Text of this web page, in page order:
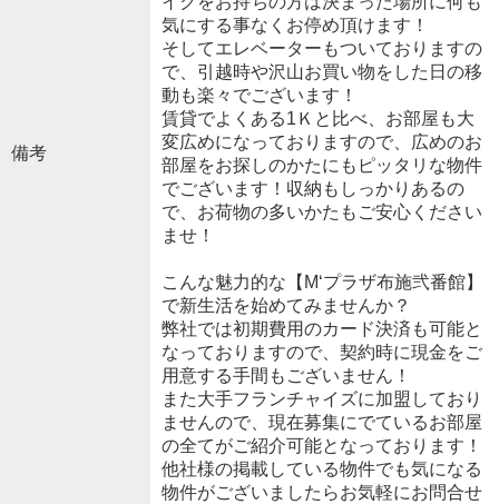
備考
気にする事なくお停め頂けます！
そしてエレベーターもついておりますの
で、引越時や沢山お買い物をした日の移
動も楽々でございます！
賃貸でよくある1Ｋと比べ、お部屋も大
変広めになっておりますので、広めのお
部屋をお探しのかたにもピッタリな物件
でございます！収納もしっかりあるの
で、お荷物の多いかたもご安心ください
ませ！
こんな魅力的な【M‘プラザ布施弐番館】
で新生活を始めてみませんか？
弊社では初期費用のカード決済も可能と
なっておりますので、契約時に現金をご
用意する手間もございません！
また大手フランチャイズに加盟しており
ませんので、現在募集にでているお部屋
の全てがご紹介可能となっております！
他社様の掲載している物件でも気になる
物件がございましたらお気軽にお問合せ